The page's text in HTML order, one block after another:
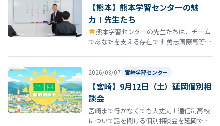
【熊本】熊本学習センターの魅
力！先生たち
熊本学習センターの先生たちは、チーム
であなたを支える存在です 勇志国際高等学
2026/08/07 宮崎学習センター
【宮崎】9月12日（土）延岡個別相
談会
宮崎まで行かなくても大丈夫！通信制高校
について話を聞ける個別相談会を延岡で開